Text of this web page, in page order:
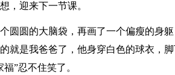
，迎来下一节课。
圆圆的大脑袋，再画了一个偏瘦的身躯
就是我爸爸了，他身穿白色的球衣，
”忍不住笑了。